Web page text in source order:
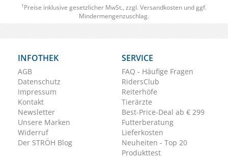
1 Preise inklusive gesetzlicher MwSt., zzgl. Versandkosten und ggf.
Mindermengenzuschlag.
INFOTHEK
AGB
Datenschutz
Impressum
Kontakt
Newsletter
Unsere Marken
Widerruf
Der STRÖH Blog
SERVICE
FAQ - Häufige Fragen
RidersClub
Reiterhöfe
Tierärzte
Best-Price-Deal ab € 299
Futterberatung
Lieferkosten
Neuheiten - Top 20
Produkttest